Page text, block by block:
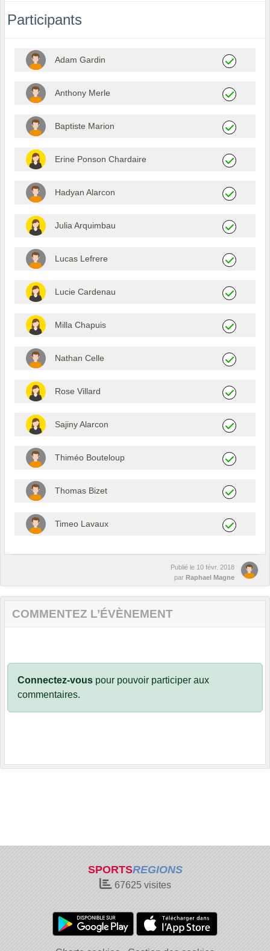
Participants
Adam Gardin
Anthony Merle
Baptiste Marion
Erine Ponson Chardaire
Hadyan Alarcon
Julia Arquimbau
Lucas Lefrere
Lucie Cardenau
Milla Chapuis
Nathan Celle
Rose Villard
Sajiny Alarcon
Thiméo Bouteloup
Thomas Bizet
Timeo Lavaux
Publié le 10 févr. 2018
par Raphael Magne
COMMENTEZ L’ÉVÈNEMENT
Connectez-vous pour pouvoir participer aux
commentaires.
SPORTSREGIONS
67625visites